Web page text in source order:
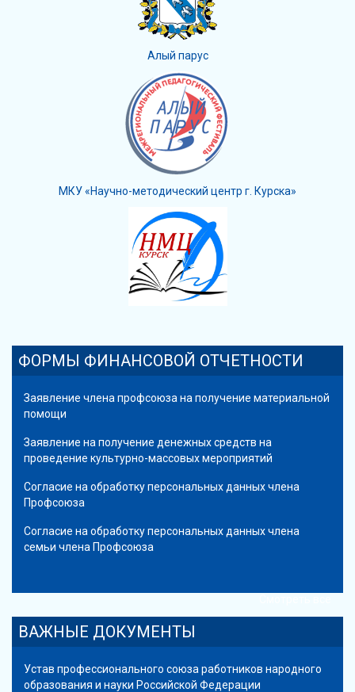
Алый парус
МКУ «Научно-методический центр г. Курска»
ФОРМЫ ФИНАНСОВОЙ ОТЧЕТНОСТИ
Заявление члена профсоюза на получение материальной
помощи
Заявление на получение денежных средств на
проведение культурно-массовых мероприятий
Согласие на обработку персональных данных члена
Профсоюза
Согласие на обработку персональных данных члена
семьи члена Профсоюза
ВАЖНЫЕ ДОКУМЕНТЫ
Устав профессионального союза работников народного
образования и науки Российской Федерации